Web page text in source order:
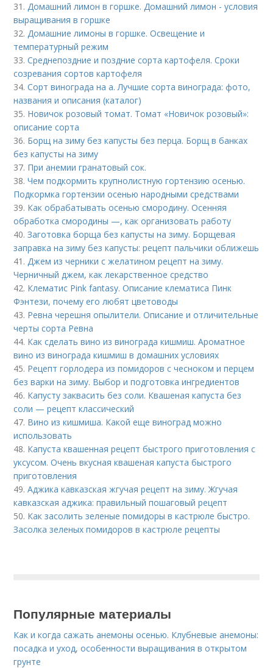
31.Домашний лимон в горшке. Домашний лимон - условия
выращивания в горшке
32.Домашние лимоны в горшке. Освещение и
температурный режим
33.Среднепоздние и поздние сорта картофеля. Сроки
созревания сортов картофеля
34.Сорт винограда на а. Лучшие сорта винограда: фото,
названия и описания (каталог)
35. Новичок розовый томат. Томат «Новичок розовый»:
описание сорта
36. Борщ на зиму без капусты без перца. Борщ в банках
без капусты на зиму
37. При анемии гранатовый сок.
38.Чем подкормить крупнолистную гортензию осенью.
Подкормка гортензии осенью народными средствами
39. Как обрабатывать осенью смородину. Осенняя
обработка смородины —, как организовать работу
40.Заготовка борща без капусты на зиму. Борщевая
заправка на зиму без капусты: рецепт пальчики оближешь
41.Джем из черники с желатином рецепт на зиму.
Черничный джем, как лекарственное средство
42. Клематис Pink fantasy. Описание клематиса Пинк
Фэнтези, почему его любят цветоводы
43. Ревна черешня опылители. Описание и отличительные
черты сорта Ревна
44. Как сделать вино из винограда кишмиш. Ароматное
вино из винограда кишмиш в домашних условиях
45. Рецепт горлодера из помидоров с чесноком и перцем
без варки на зиму. Выбор и подготовка ингредиентов
46. Капусту заквасить без соли. Квашеная капуста без
соли — рецепт классический
47. Вино из кишмиша. Какой еще виноград можно
использовать
48. Капуста квашенная рецепт быстрого приготовления с
уксусом. Очень вкусная квашеная капуста быстрого
приготовления
49.Аджика кавказская жгучая рецепт на зиму. Жгучая
кавказская аджика: правильный пошаговый рецепт
50. Как засолить зеленые помидоры в кастрюле быстро.
Засолка зеленых помидоров в кастрюле рецепты
Популярные материалы
Как и когда сажать анемоны осенью. Клубневые анемоны:
посадка и уход, особенности выращивания в открытом
грунте